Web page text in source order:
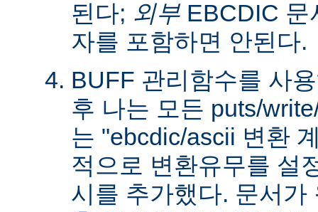
된다; 외부EBCDIC 문
자를 포함하면 안된다.
BUFF 관리함수를 사
후 나는 모든 puts/
는 "ebcdic/ascii 변환
적으로 변환유무를 설
시를 추가했다. 문서가